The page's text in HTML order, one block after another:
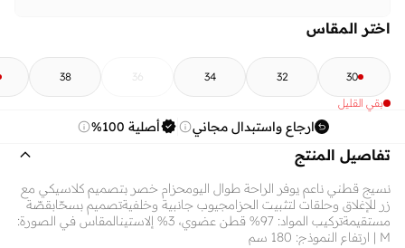
اختر المقاس
30
32
34
36
38
بقي القليل
ارجاع واستبدال مجاني أصلية 100%
تفاصيل المنتج
نسيج قطني ناعم يوفر الراحة طوال اليومحزام خصر بتصميم كلاسيكي مع
زر للإغلاق وحلقات لتثبيت الحزامجيوب جانبية وخلفيةتصميم بسحّابقصّة
مستقيمةتركيب المواد: 97% قطن عضوي، 3% إلاستينالمقاس في الصورة:
M | ارتفاع النموذج: 180 سم